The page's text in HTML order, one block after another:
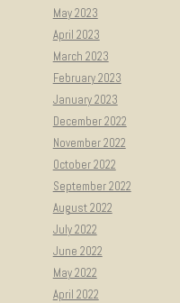
May 2023
April 2023
March 2023
February 2023
January 2023
December 2022
November 2022
October 2022
September 2022
August 2022
July 2022
June 2022
May 2022
April 2022